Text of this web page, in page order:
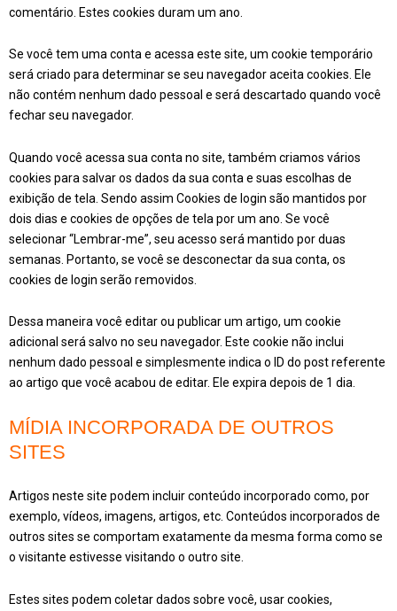
comentário. Estes cookies duram um ano.
Se você tem uma conta e acessa este site, um cookie temporário
será criado para determinar se seu navegador aceita cookies. Ele
não contém nenhum dado pessoal e será descartado quando você
fechar seu navegador.
Quando você acessa sua conta no site, também criamos vários
cookies para salvar os dados da sua conta e suas escolhas de
exibição de tela. Sendo assim Cookies de login são mantidos por
dois dias e cookies de opções de tela por um ano. Se você
selecionar “Lembrar-me”, seu acesso será mantido por duas
semanas. Portanto, se você se desconectar da sua conta, os
cookies de login serão removidos.
Dessa maneira você editar ou publicar um artigo, um cookie
adicional será salvo no seu navegador. Este cookie não inclui
nenhum dado pessoal e simplesmente indica o ID do post referente
ao artigo que você acabou de editar. Ele expira depois de 1 dia.
MÍDIA INCORPORADA DE OUTROS
SITES
Artigos neste site podem incluir conteúdo incorporado como, por
exemplo, vídeos, imagens, artigos, etc. Conteúdos incorporados de
outros sites se comportam exatamente da mesma forma como se
o visitante estivesse visitando o outro site.
Estes sites podem coletar dados sobre você, usar cookies,